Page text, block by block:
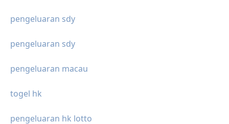
pengeluaran sdy
pengeluaran sdy
pengeluaran macau
togel hk
pengeluaran hk lotto